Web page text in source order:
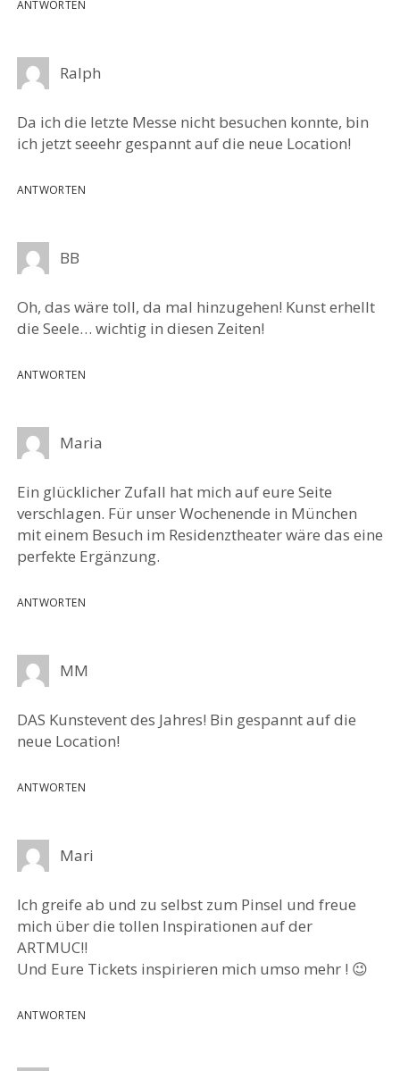
ANTWORTEN
Ralph
Da ich die letzte Messe nicht besuchen konnte, bin
ich jetzt seeehr gespannt auf die neue Location!
ANTWORTEN
BB
Oh, das wäre toll, da mal hinzugehen! Kunst erhellt
die Seele… wichtig in diesen Zeiten!
ANTWORTEN
Maria
Ein glücklicher Zufall hat mich auf eure Seite
verschlagen. Für unser Wochenende in München
mit einem Besuch im Residenztheater wäre das eine
perfekte Ergänzung.
ANTWORTEN
MM
DAS Kunstevent des Jahres! Bin gespannt auf die
neue Location!
ANTWORTEN
Mari
Ich greife ab und zu selbst zum Pinsel und freue
mich über die tollen Inspirationen auf der
ARTMUC!!
Und Eure Tickets inspirieren mich umso mehr ! 😉
ANTWORTEN